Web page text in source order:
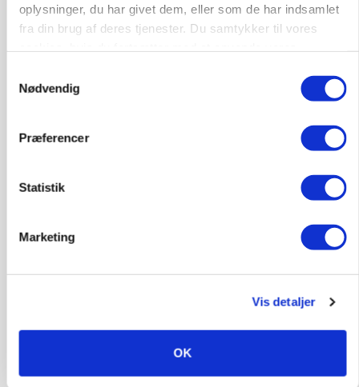
oplysninger, du har givet dem, eller som de har indsamlet
fra din brug af deres tjenester. Du samtykker til vores
Nødvendig
Præferencer
Statistik
Marketing
Vis detaljer
OK
Elevplads tilbydes ved Ringkøbing /
Trainee placement Ringkøbing
Grise
06. aug.
Rørlægger / håndmand søges til